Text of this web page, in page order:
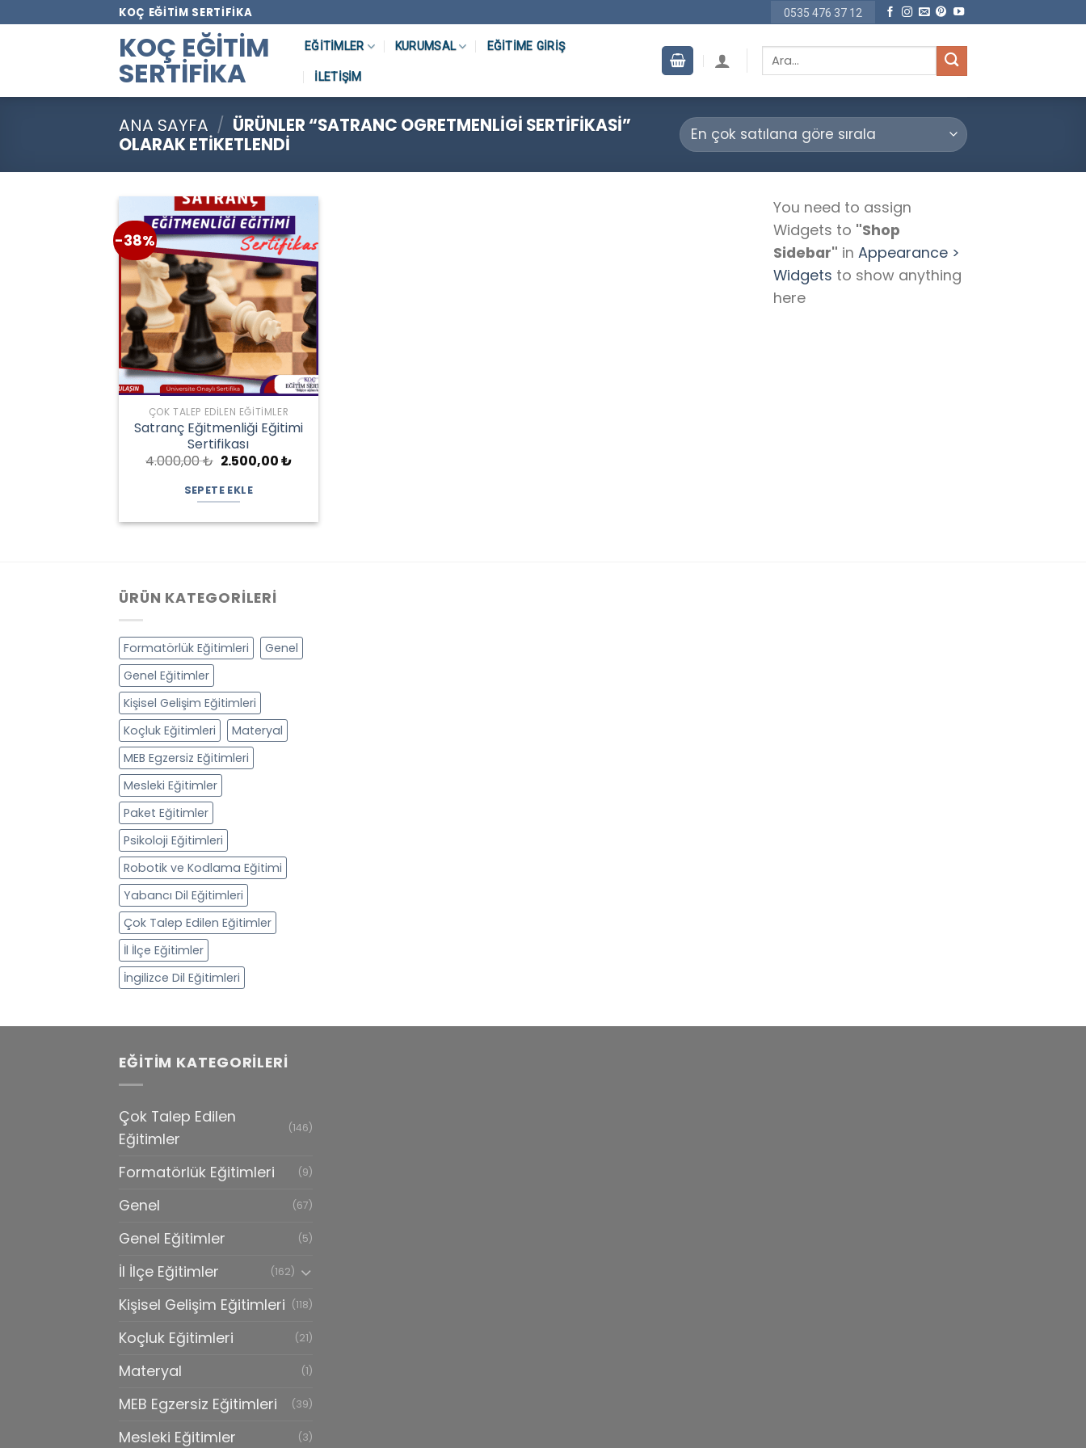
KOÇ EĞITIM SERTIFIKA 0535 476 37 12
KOÇ EĞITIM
SERTIFIKA
EĞITIMLER KURUMSAL EĞITIME GIRIŞ
İLETIŞIM
Ara:
ANA SAYFA / ÜRÜNLER “SATRANC OGRETMENLIGI SERTIFIKASI”
OLARAK ETIKETLENDI
-38%
ÇOK TALEP EDILEN EĞITIMLER
Satranç Eğitmenliği Eğitimi
Sertifikası
4.000,00₺ Orijinal
4.000,00 ₺.
2.500,00₺Şu
SEPETE EKLE
You need to assign
Widgets to "Shop
Sidebar" in Appearance >
Widgets to show anything
here
ÜRÜN KATEGORILERI
Formatörlük Eğitimleri
Genel
Genel Eğitimler
Kişisel Gelişim Eğitimleri
Koçluk Eğitimleri
Materyal
MEB Egzersiz Eğitimleri
Mesleki Eğitimler
Paket Eğitimler
Psikoloji Eğitimleri
Robotik ve Kodlama Eğitimi
Yabancı Dil Eğitimleri
Çok Talep Edilen Eğitimler
İl İlçe Eğitimler
İngilizce Dil Eğitimleri
EĞITIM KATEGORILERI
Çok Talep Edilen
Eğitimler
(146)
Formatörlük Eğitimleri (9)
Genel (67)
Genel Eğitimler (5)
İl İlçe Eğitimler (162)
Kişisel Gelişim Eğitimleri (118)
Koçluk Eğitimleri (21)
Materyal (1)
MEB Egzersiz Eğitimleri (39)
Mesleki Eğitimler (3)